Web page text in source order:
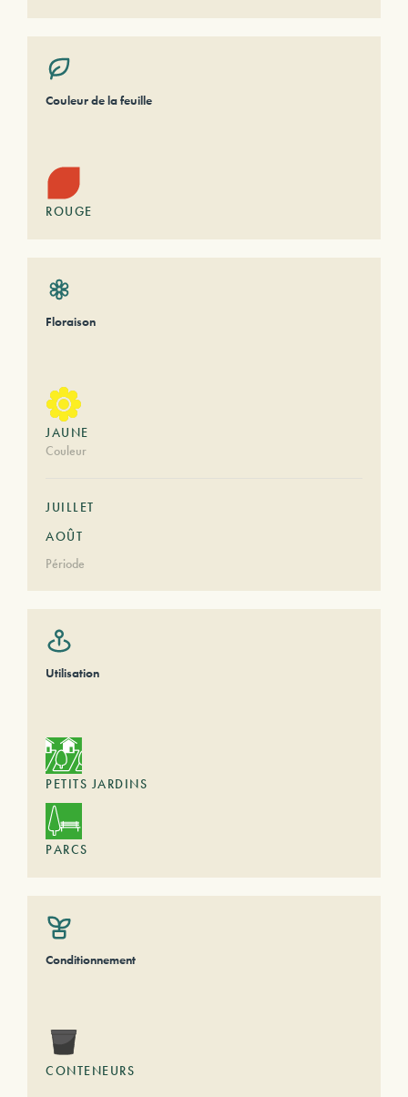
Couleur de la feuille
ROUGE
Floraison
JAUNE
Couleur
JUILLET
AOÛT
Période
Utilisation
PETITS JARDINS
PARCS
Conditionnement
CONTENEURS